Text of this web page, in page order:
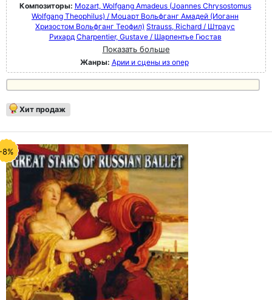
Композиторы: Mozart, Wolfgang Amadeus (Joannes Chrysostomus
Wolfgang Theophilus) / Моцарт Вольфганг Амадей (Иоганн
Хризостом Вольфганг Теофил) Strauss, Richard / Штраус
Рихард Charpentier, Gustave / Шарпентье Гюстав
Показать больше
Жанры: Арии и сцены из опер
Хит продаж
8%